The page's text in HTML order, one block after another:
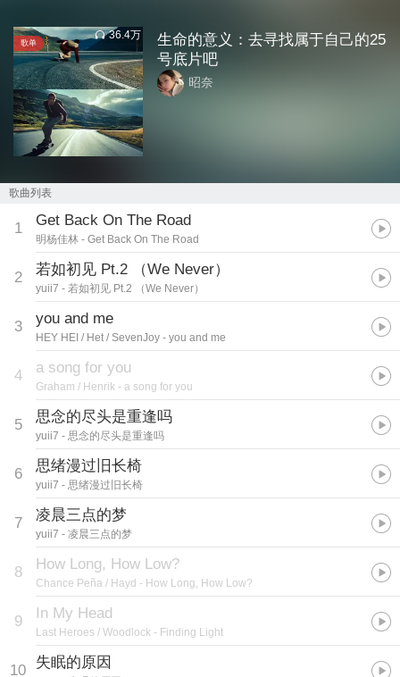
歌单
36.4万
生命的意义：去寻找属于自己的25
号底片吧
昭奈
歌曲列表
1 Get Back On The Road
明杨佳林 - Get Back On The Road
2 若如初见 Pt.2 （We Never）
yuii7 - 若如初见 Pt.2 （We Never）
3 you and me
HEY HEI / Het / SevenJoy - you and me
4 a song for you
Graham / Henrik - a song for you
5 思念的尽头是重逢吗
yuii7 - 思念的尽头是重逢吗
6 思绪漫过旧长椅
yuii7 - 思绪漫过旧长椅
7 凌晨三点的梦
yuii7 - 凌晨三点的梦
8 How Long, How Low?
Chance Peña / Hayd - How Long, How Low?
9 In My Head
Last Heroes / Woodlock - Finding Light
10 失眠的原因